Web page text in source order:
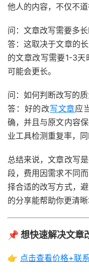
他人的内容，不仅不
问：文章改写需要多长
答：这取决于文章的
的文章改写需要1-3天
可能会更长。
问：如何判断改写的质
答：好的改写文章应
确，并且与原文内容
业工具检测重复率，
总结来说，文章改写
段，费用因需求不同
择合适的改写方式，
的分享能帮助你更清
📌 想快速解决文章
👉 点击查看价格+联